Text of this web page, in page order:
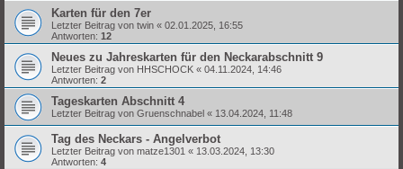
Karten für den 7er
Letzter Beitrag von twin « 02.01.2025, 16:55
Antworten: 12
Neues zu Jahreskarten für den Neckarabschnitt 9
Letzter Beitrag von HHSCHOCK « 04.11.2024, 14:46
Antworten: 2
Tageskarten Abschnitt 4
Letzter Beitrag von Gruenschnabel « 13.04.2024, 11:48
Tag des Neckars - Angelverbot
Letzter Beitrag von matze1301 « 13.03.2024, 13:30
Antworten: 4